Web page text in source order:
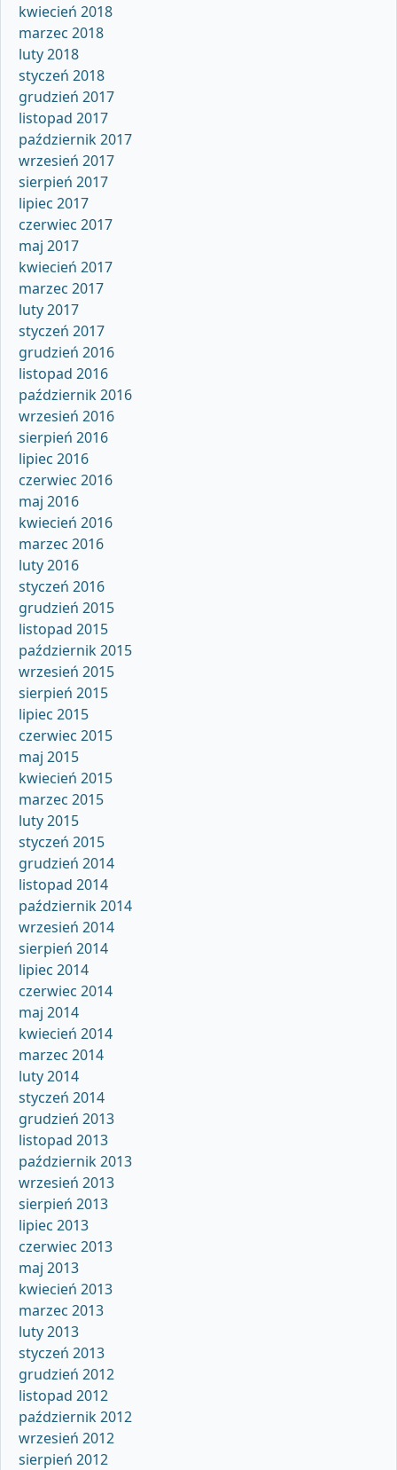
kwiecień 2018
marzec 2018
luty 2018
styczeń 2018
grudzień 2017
listopad 2017
październik 2017
wrzesień 2017
sierpień 2017
lipiec 2017
czerwiec 2017
maj 2017
kwiecień 2017
marzec 2017
luty 2017
styczeń 2017
grudzień 2016
listopad 2016
październik 2016
wrzesień 2016
sierpień 2016
lipiec 2016
czerwiec 2016
maj 2016
kwiecień 2016
marzec 2016
luty 2016
styczeń 2016
grudzień 2015
listopad 2015
październik 2015
wrzesień 2015
sierpień 2015
lipiec 2015
czerwiec 2015
maj 2015
kwiecień 2015
marzec 2015
luty 2015
styczeń 2015
grudzień 2014
listopad 2014
październik 2014
wrzesień 2014
sierpień 2014
lipiec 2014
czerwiec 2014
maj 2014
kwiecień 2014
marzec 2014
luty 2014
styczeń 2014
grudzień 2013
listopad 2013
październik 2013
wrzesień 2013
sierpień 2013
lipiec 2013
czerwiec 2013
maj 2013
kwiecień 2013
marzec 2013
luty 2013
styczeń 2013
grudzień 2012
listopad 2012
październik 2012
wrzesień 2012
sierpień 2012